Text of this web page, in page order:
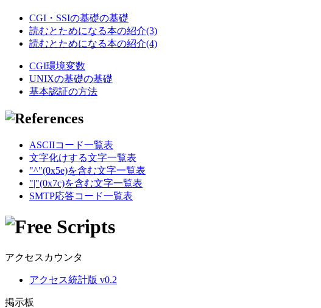
CGI・SSIの基礎の基礎
読むとためになる本の紹介(3)
読むとためになる本の紹介(4)
CGI環境変数
UNIXの基礎の基礎
基本認証の方法
ASCIIコード一覧表
文字化けする文字一覧表
"^"(0x5e)を含む文字一覧表
"|"(0x7c)を含む文字一覧表
SMTP応答コード一覧表
アクセスカウンタ
アクセス統計版 v0.2
掲示板